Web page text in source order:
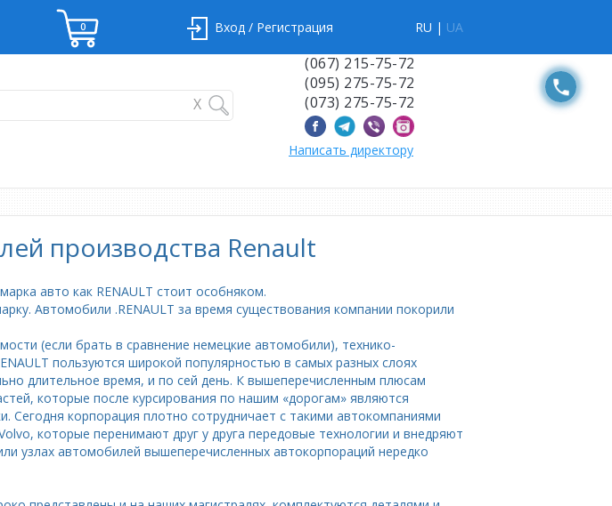
Вход / Регистрация RU | UA
X
(067) 215-75-72
(095) 275-75-72
(073) 275-75-72
Написать директору
производства Renault
авто как RENAULT стоит особняком.
Автомобили .RENAULT за время существования компании покорили
(если брать в сравнение немецкие автомобили), технико-
пользуются широкой популярностью в самых разных слоях
длительное время, и по сей день. К вышеперечисленным плюсам
которые после курсирования по нашим «дорогам» являются
корпорация плотно сотрудничает с такими автокомпаниями
которые перенимают друг у друга передовые технологии и внедряют
узлах автомобилей вышеперечисленных автокорпораций нередко